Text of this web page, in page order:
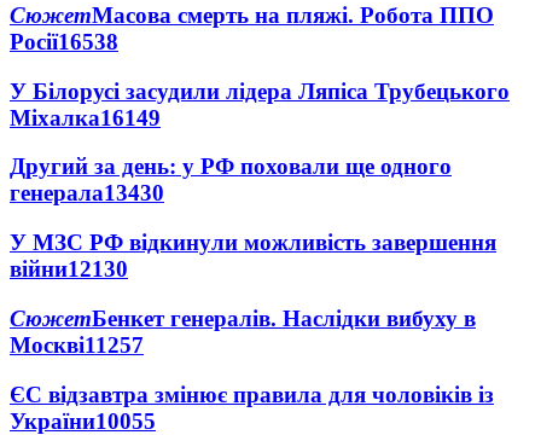
СюжетМасова смерть на пляжі. Робота ППО
Росії16538
У Білорусі засудили лідера Ляпіса Трубецького
Міхалка16149
Другий за день: у РФ поховали ще одного
генерала13430
У МЗС РФ відкинули можливість завершення
війни12130
СюжетБенкет генералів. Наслідки вибуху в
Москві11257
ЄС відзавтра змінює правила для чоловіків із
України10055